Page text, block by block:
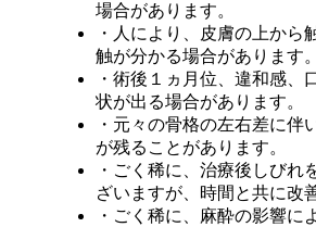
場合があります。
・人により、皮膚の上から
触が分かる場合があります。
・術後１ヵ月位、違和感、
状が出る場合があります。
・元々の骨格の左右差に伴
が残ることがあります。
・ごく稀に、治療後しびれ
ざいますが、時間と共に改
・ごく稀に、麻酔の影響に